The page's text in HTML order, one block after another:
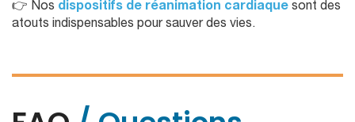
👉 Nos dispositifs de réanimation cardiaque sont des
atouts indispensables pour sauver des vies.